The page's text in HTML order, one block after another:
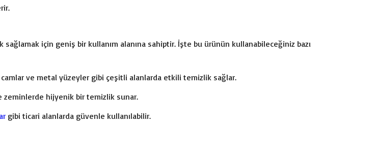
için geniş bir kullanım alanına sahiptir. İşte bu ürünün kullanabileceğiniz bazı
ve metal yüzeyler gibi çeşitli alanlarda etkili temizlik sağlar.
zeminlerde hijyenik bir temizlik sunar.
gibi ticari alanlarda güvenle kullanılabilir.